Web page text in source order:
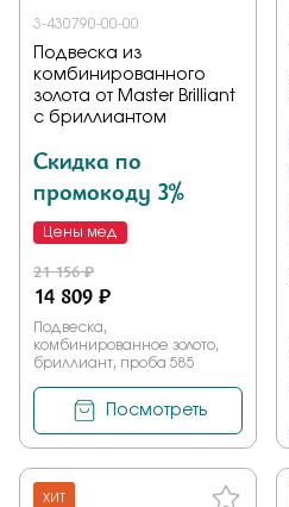
3-430790-00-00
Подвеска из
комбинированного
золота от Master Brilliant
с бриллиантом
Скидка по
промокоду 3%
Цены мед
21 156 ₽
14 809 ₽
Подвеска,
комбинированное золото,
бриллиант, проба 585
Посмотреть
ХИТ